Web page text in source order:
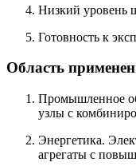
Низкий уровень
Готовность к
Область
Промышленное
узлы с
Энергетика.
агрегаты с